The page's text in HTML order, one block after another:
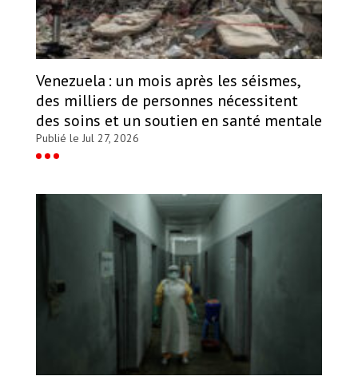
Venezuela : un mois après les séismes,
des milliers de personnes nécessitent
des soins et un soutien en santé mentale
Publié le Jul 27, 2026